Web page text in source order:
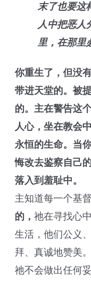
末了也要这
人中把恶人
里，在那里
你重生了，但没
带进天堂的。被
的。主在警告这
人心，坐在教会
永恒的生命。当
悔改去鉴察自己
落入到羞耻中。
主知道每一个基
的，祂在寻找心
生活，他们公义
拜、真诚地赞美
祂不会做出任何